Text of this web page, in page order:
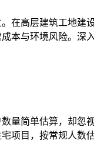
在高层建筑工地建
本与环境风险。深
量简单估算，却
项目，按常规人